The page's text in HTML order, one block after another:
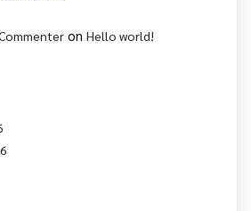
on Hello world!